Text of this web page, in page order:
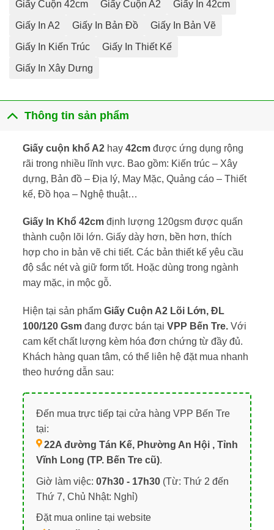
Giấy Cuộn 42cm Giấy Cuộn A2 Giấy In 42cm
Giấy In A2 Giấy In Bản Đồ Giấy In Bản Vẽ
Giấy In Kiến Trúc Giấy In Thiết Kế
Giấy In Xây Dưng
Thông tin sản phẩm
Giấy cuộn khổ A2hay 42cmđược ứng dụng rộng
rãi trong nhiều lĩnh vực. Bao gồm: Kiến trúc – Xây
dựng, Bản đồ – Địa lý, May Mặc, Quảng cáo – Thiết
kế, Đồ họa – Nghệ thuật…
Giấy In Khổ 42cm định lượng 120gsm được quấn
thành cuộn lõi lớn. Giấy dày hơn, bền hơn, thích
hợp cho in bản vẽ chi tiết. Các bản thiết kế yêu cầu
độ sắc nét và giữ form tốt. Hoặc dùng trong ngành
may mặc, in mộc gỗ.
Hiện tại sản phẩm Giấy Cuộn A2 Lõi Lớn, ĐL
100/120 Gsmđang được bán tại VPP Bến Tre.Với
cam kết chất lượng kèm hóa đơn chứng từ đầy đủ.
Khách hàng quan tâm, có thể liên hệ đặt mua nhanh
theo hướng dẫn sau:
Đến mua trực tiếp tại cửa hàng VPP Bến Tre
tại:
22A đường Tán Kế, Phường An Hội , Tỉnh
Vĩnh Long (TP. Bến Tre cũ).
Giờ làm việc: 07h30 - 17h30(Từ: Thứ 2 đến
Thứ 7, Chủ Nhật: Nghỉ)
Đặt mua online tại website